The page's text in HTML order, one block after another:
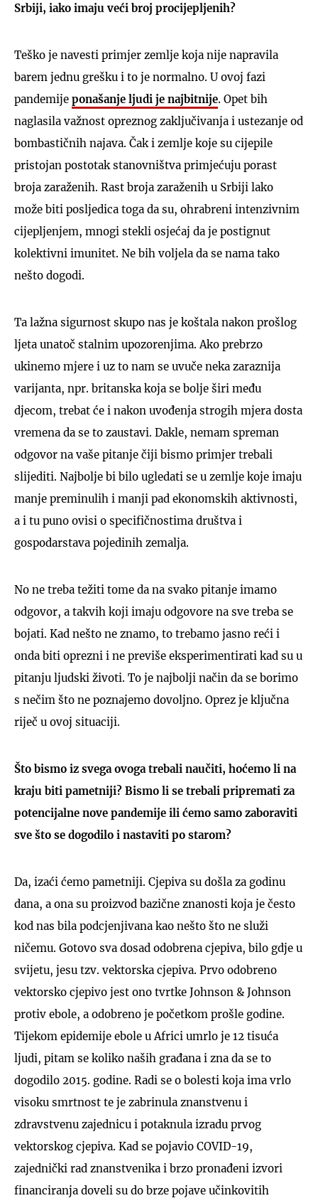
Srbiji, iako imaju veći broj procijepljenih?
Teško je navesti primjer zemlje koja nije napravila
barem jednu grešku i to je normalno. U ovoj fazi
pandemije ponašanje ljudi je najbitnije. Opet bih
naglasila važnost opreznog zaključivanja i ustezanje od
bombastičnih najava. Čak i zemlje koje su cijepile
pristojan postotak stanovništva primjećuju porast
broja zaraženih. Rast broja zaraženih u Srbiji lako
može biti posljedica toga da su, ohrabreni intenzivnim
cijepljenjem, mnogi stekli osjećaj da je postignut
kolektivni imunitet. Ne bih voljela da se nama tako
nešto dogodi.
Ta lažna sigurnost skupo nas je koštala nakon prošlog
ljeta unatoč stalnim upozorenjima. Ako prebrzo
ukinemo mjere i uz to nam se uvuče neka zaraznija
varijanta, npr. britanska koja se bolje širi među
djecom, trebat će i nakon uvođenja strogih mjera dosta
vremena da se to zaustavi. Dakle, nemam spreman
odgovor na vaše pitanje čiji bismo primjer trebali
slijediti. Najbolje bi bilo ugledati se u zemlje koje imaju
manje preminulih i manji pad ekonomskih aktivnosti,
a i tu puno ovisi o specifičnostima društva i
gospodarstava pojedinih zemalja.
No ne treba težiti tome da na svako pitanje imamo
odgovor, a takvih koji imaju odgovore na sve treba se
bojati. Kad nešto ne znamo, to trebamo jasno reći i
onda biti oprezni i ne previše eksperimentirati kad su u
pitanju ljudski životi. To je najbolji način da se borimo
s nečim što ne poznajemo dovoljno. Oprez je ključna
riječ u ovoj situaciji.
Što bismo iz svega ovoga trebali naučiti, hoćemo li na
kraju biti pametniji? Bismo li se trebali pripremati za
potencijalne nove pandemije ili ćemo samo zaboraviti
sve što se dogodilo i nastaviti po starom?
Da, izaći ćemo pametniji. Cjepiva su došla za godinu
dana, a ona su proizvod bazične znanosti koja je često
kod nas bila podcjenjivana kao nešto što ne služi
ničemu. Gotovo sva dosad odobrena cjepiva, bilo gdje u
svijetu, jesu tzv. vektorska cjepiva. Prvo odobreno
vektorsko cjepivo jest ono tvrtke Johnson & Johnson
protiv ebole, a odobreno je početkom prošle godine.
Tijekom epidemije ebole u Africi umrlo je 12 tisuća
ljudi, pitam se koliko naših građana i zna da se to
dogodilo 2015. godine. Radi se o bolesti koja ima vrlo
visoku smrtnost te je zabrinula znanstvenu i
zdravstvenu zajednicu i potaknula izradu prvog
vektorskog cjepiva. Kad se pojavio COVID-19,
zajednički rad znanstvenika i brzo pronađeni izvori
financiranja doveli su do brze pojave učinkovitih